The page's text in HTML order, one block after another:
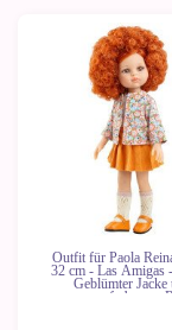
Outfit für Paola
32 cm - Las Amigas
Geblümter Jacke
orangefarbenem